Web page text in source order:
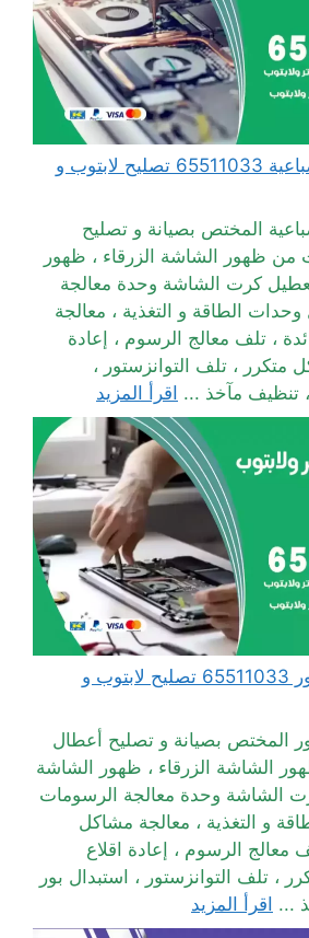
مهندس كمبيوتر الضباعية 65511033 تصليح لابتوب و
المختص بصيانة و تصليح
من ظهور الشاشة الزرقاء ، ظهور
كرت الشاشة وحدة معالجة
الطاقة و التغذية ، معالجة
، تلف معالج الرسوم ، إعادة
متكرر ، تلف التوانزستور ،
، تنظيف مآخذ ... اقرأ المزيد
مهندس كمبيوتر الزور 65511033 تصليح لابتوب و
المختص بصيانة و تصليح أعطال
الشاشة الزرقاء ، ظهور الشاشة
الشاشة وحدة معالجة الرسومات
و التغذية ، معالجة مشاكل
معالج الرسوم ، إعادة اقلاع
، تلف التوانزستور ، استبدال بور
... اقرأ المزيد